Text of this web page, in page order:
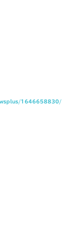
1646658830/